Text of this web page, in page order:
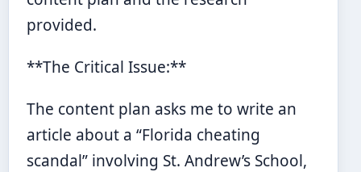
provided.
**The Critical Issue:**
The content plan asks me to write an
article about a “Florida cheating
scandal” involving St. Andrew’s School,